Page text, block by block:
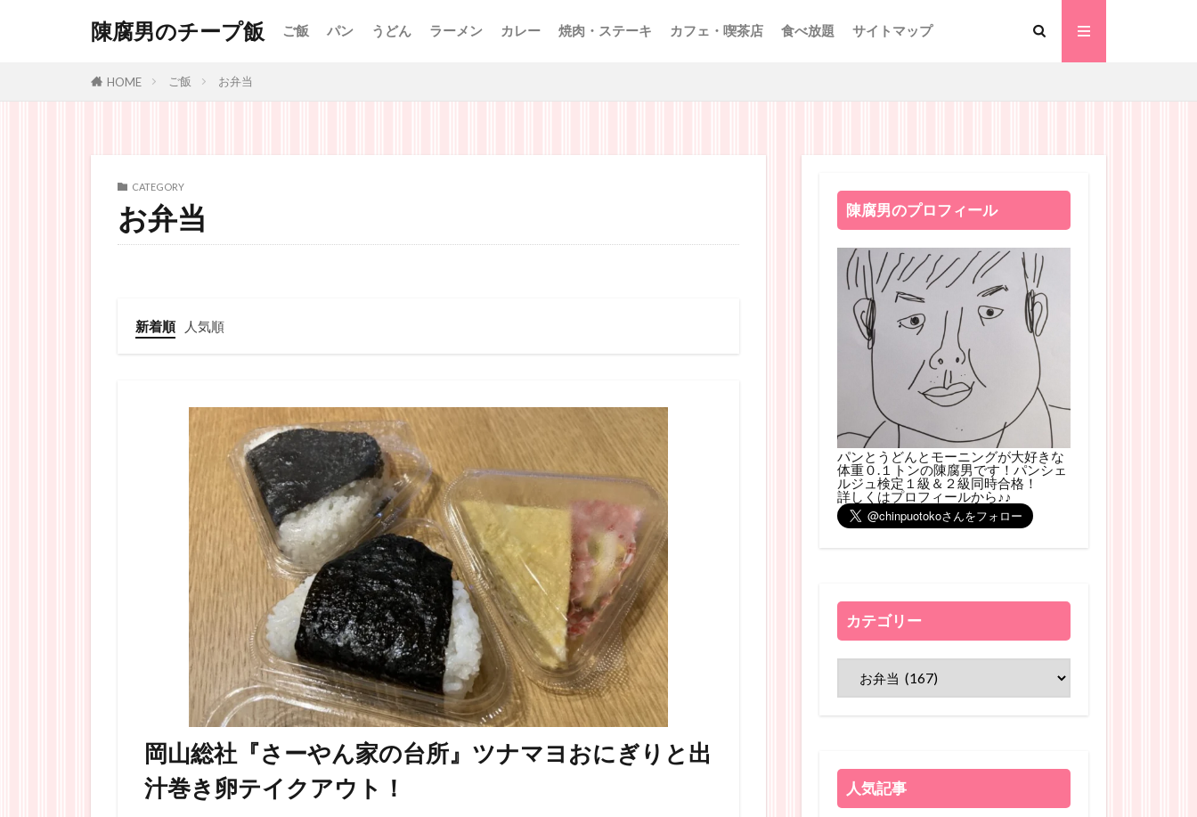
陳腐男のチープ飯 ご飯 パン うどん ラーメン カレー 焼肉・ステーキ カフェ・喫茶店 食べ放題 サイトマップ
HOME ご飯 お弁当
CATEGORY
お弁当
新着順 人気順
岡山総社『さーやん家の台所』ツナマヨおにぎりと出
汁巻き卵テイクアウト！
陳腐男のプロフィール
パンとうどんとモーニングが大好きな
体重０.１トンの陳腐男です！パンシェ
ルジュ検定１級＆２級同時合格！
詳しくはプロフィールから♪♪
カテゴリー
人気記事